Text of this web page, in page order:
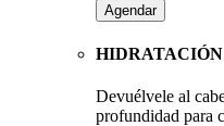
Agendar
HIDRATACIÓN
Devuélvele al
profundidad para